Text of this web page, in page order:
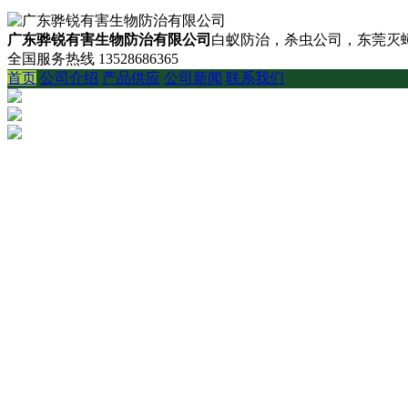
广东骅锐有害生物防治有限公司 白蚁防治，杀虫公司，东莞灭
全国服务热线 13528686365
首页 公司介绍 产品供应 公司新闻 联系我们